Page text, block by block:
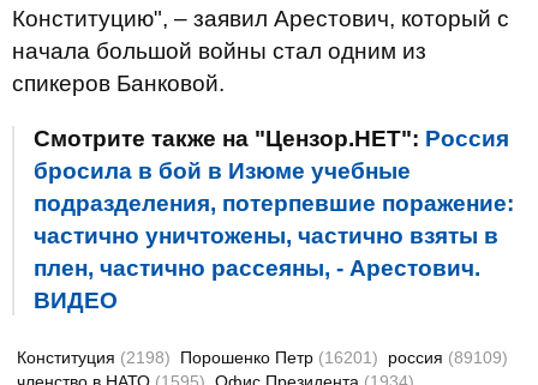
Конституцию", – заявил Арестович, который с
начала большой войны стал одним из
спикеров Банковой.
Смотрите также на "Цензор.НЕТ": Россия
бросила в бой в Изюме учебные
подразделения, потерпевшие поражение:
частично уничтожены, частично взяты в
плен, частично рассеяны, - Арестович.
ВИДЕО
Конституция (2198) Порошенко Петр (16201) россия (89109)